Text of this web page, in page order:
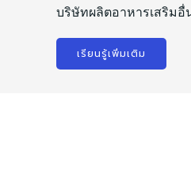
บริษัทผลิตอาหารเสริมอื่
เรียนรู้เพิ่มเติม